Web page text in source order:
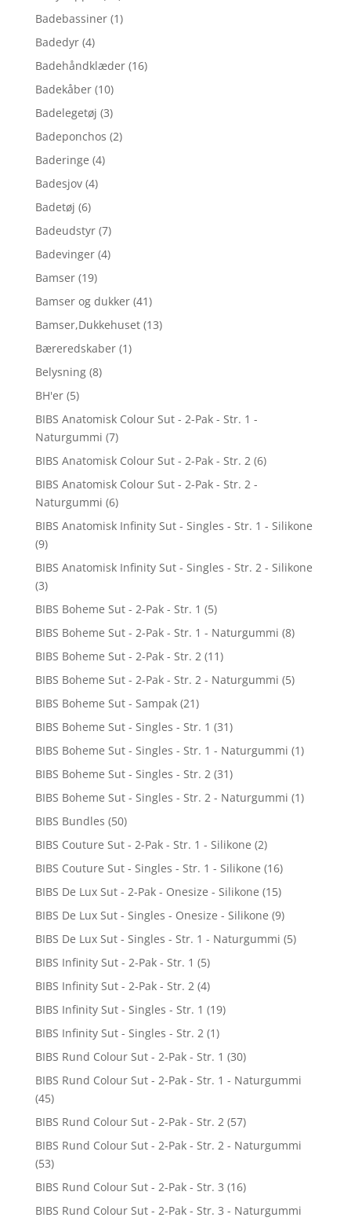
Badebassiner (1)
Badedyr (4)
Badehåndklæder (16)
Badekåber (10)
Badelegetøj (3)
Badeponchos (2)
Baderinge (4)
Badesjov (4)
Badetøj (6)
Badeudstyr (7)
Badevinger (4)
Bamser (19)
Bamser og dukker (41)
Bamser,Dukkehuset (13)
Bæreredskaber (1)
Belysning (8)
BH'er (5)
BIBS Anatomisk Colour Sut - 2-Pak - Str. 1 -
Naturgummi (7)
BIBS Anatomisk Colour Sut - 2-Pak - Str. 2 (6)
BIBS Anatomisk Colour Sut - 2-Pak - Str. 2 -
Naturgummi (6)
BIBS Anatomisk Infinity Sut - Singles - Str. 1 - Silikone
(9)
BIBS Anatomisk Infinity Sut - Singles - Str. 2 - Silikone
(3)
BIBS Boheme Sut - 2-Pak - Str. 1 (5)
BIBS Boheme Sut - 2-Pak - Str. 1 - Naturgummi (8)
BIBS Boheme Sut - 2-Pak - Str. 2 (11)
BIBS Boheme Sut - 2-Pak - Str. 2 - Naturgummi (5)
BIBS Boheme Sut - Sampak (21)
BIBS Boheme Sut - Singles - Str. 1 (31)
BIBS Boheme Sut - Singles - Str. 1 - Naturgummi (1)
BIBS Boheme Sut - Singles - Str. 2 (31)
BIBS Boheme Sut - Singles - Str. 2 - Naturgummi (1)
BIBS Bundles (50)
BIBS Couture Sut - 2-Pak - Str. 1 - Silikone (2)
BIBS Couture Sut - Singles - Str. 1 - Silikone (16)
BIBS De Lux Sut - 2-Pak - Onesize - Silikone (15)
BIBS De Lux Sut - Singles - Onesize - Silikone (9)
BIBS De Lux Sut - Singles - Str. 1 - Naturgummi (5)
BIBS Infinity Sut - 2-Pak - Str. 1 (5)
BIBS Infinity Sut - 2-Pak - Str. 2 (4)
BIBS Infinity Sut - Singles - Str. 1 (19)
BIBS Infinity Sut - Singles - Str. 2 (1)
BIBS Rund Colour Sut - 2-Pak - Str. 1 (30)
BIBS Rund Colour Sut - 2-Pak - Str. 1 - Naturgummi
(45)
BIBS Rund Colour Sut - 2-Pak - Str. 2 (57)
BIBS Rund Colour Sut - 2-Pak - Str. 2 - Naturgummi
(53)
BIBS Rund Colour Sut - 2-Pak - Str. 3 (16)
BIBS Rund Colour Sut - 2-Pak - Str. 3 - Naturgummi